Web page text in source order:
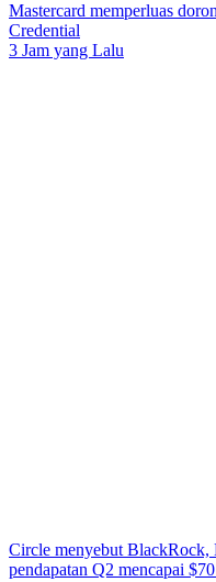
Mastercard memperluas
Credential
3 Jam yang Lalu
Circle menyebut BlackRock,
pendapatan Q2 mencapai